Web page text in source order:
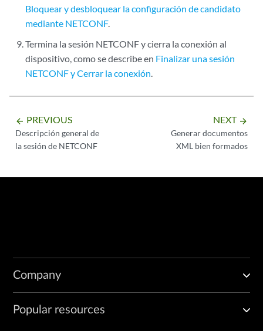
Bloquear y desbloquear la configuración de candidato
mediante NETCONF.
Termina la sesión NETCONF y cierra la conexión al
dispositivo, como se describe en Finalizar una sesión
NETCONF y Cerrar la conexión.
arrow_backward PREVIOUS
Descripción general de
la sesión de NETCONF
NEXT arrow_forward
Generar documentos
XML bien formados
Company
Popular resources